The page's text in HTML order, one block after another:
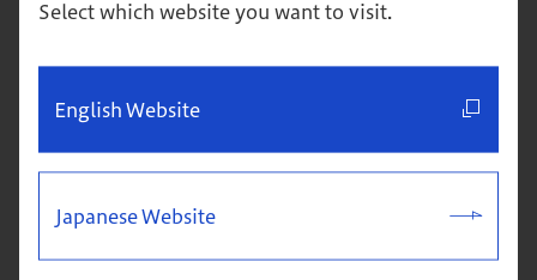
Select which website you want to visit.
English Website
Japanese Website